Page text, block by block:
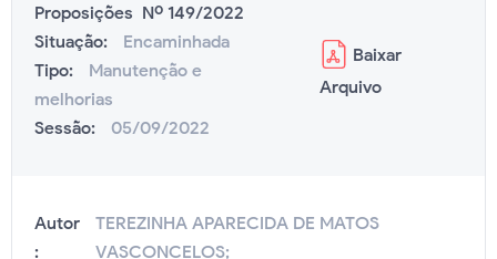
Proposições Nº 149/2022
Situação:
Encaminhada
Tipo:
Manutenção e
melhorias
Sessão:
05/09/2022
Baixar
Arquivo
Autor
:
TEREZINHA APARECIDA DE MATOS
VASCONCELOS;